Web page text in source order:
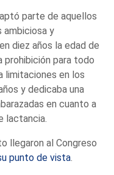
parte de aquellos
ambiciosa y
diez años la edad de
prohibición para todo
limitaciones en los
y dedicaba una
en cuanto a
lactancia.
llegaron al Congreso
punto de vista